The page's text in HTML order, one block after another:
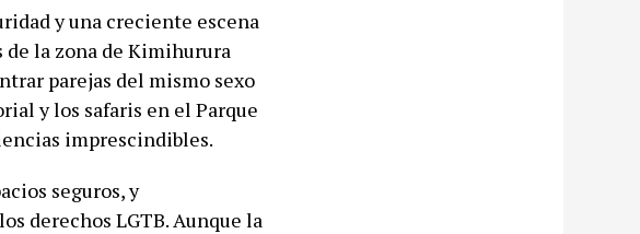
y una creciente escena
la zona de Kimihurura
parejas del mismo sexo
y los safaris en el Parque
imprescindibles.
seguros, y
derechos LGTB. Aunque la